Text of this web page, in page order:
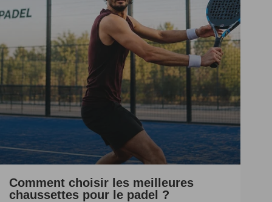
Comment choisir les meilleures
chaussettes pour le padel ?